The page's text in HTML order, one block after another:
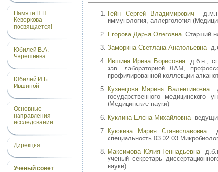
Памяти Н.Н.
Кеворкова
посвящается!
Юбилей В.А.
Черешнева
Юбилей И.Б.
Ившиной
Основные
направления
исследований
Дирекция
Ученый совет
Гейн Сергей Владимирович
иммунология, аллергология
Егорова Дарья Олеговна Старший
Заморина Светлана Анатольевна
Ившина Ирина Борисовнад.б.н.,
зав. лабораторией ЛАМ,
профилированной коллекции
Кузнецова Марина Валентиновна
государственного медицинского
(Медицинские науки)
Куклина Елена Михайловна
Куюкина Мария Станиславовна
специальность 03.02.03
Максимова Юлия Геннадьевна
ученый секретарь
науки)